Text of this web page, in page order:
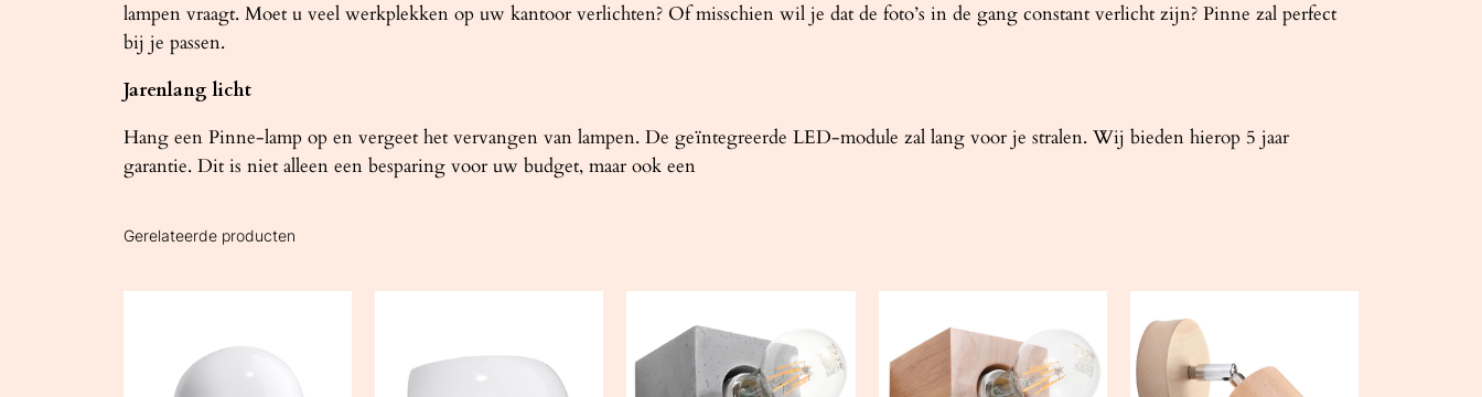
lampen vraagt. Moet u veel werkplekken op uw kantoor verlichten? Of misschien wil je dat de foto’s in de gang constant verlicht zijn? Pinne zal perfect
bij je passen.
Jarenlang licht
Hang een Pinne-lamp op en vergeet het vervangen van lampen. De geïntegreerde LED-module zal lang voor je stralen. Wij bieden hierop 5 jaar
garantie. Dit is niet alleen een besparing voor uw budget, maar ook een
Gerelateerde producten